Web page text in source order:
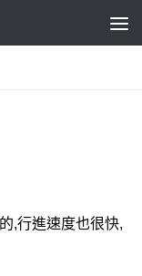
,行進速度也很快,